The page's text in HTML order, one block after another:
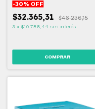
-30% OFF
$32.365,31 $46.236,15
3 x $10.788,44 sin interés